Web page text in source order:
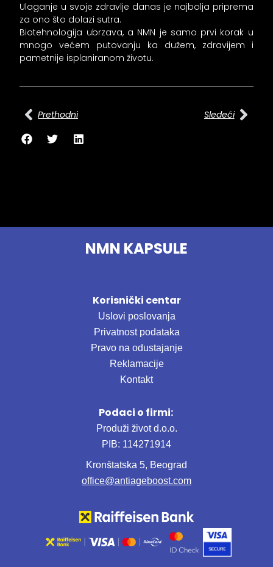
Ulaganje u svoje zdravlje danas je najbolja priprema
za ono što dolazi sutra.
Biotehnologija ubrzava, a NMN je samo prvi korak u
mnogo većem putovanju ka dužem, zdravijem i
pametnije isplaniranom životu.
Prev
Prethodni Sledeći
NMN KAPSULE
Korisnički centar
Uslovi poslovanja
Privatnost podataka
Pravo na odustajanje
Reklamacije
Kontakt
Podaci o firmi:
Produži život d.o.o.
PIB: 114271914
Kronštatska 5, Beograd
office@antiageboost.com